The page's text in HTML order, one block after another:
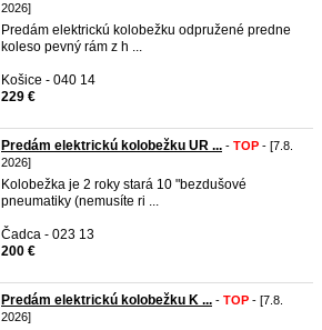
2026]
Predám elektrickú kolobežku odpružené predne
koleso pevný rám z h ...
Košice - 040 14
229 €
Predám elektrickú kolobežku UR ... - TOP - [7.8.
2026]
Kolobežka je 2 roky stará 10 "bezdušové
pneumatiky (nemusíte ri ...
Čadca - 023 13
200 €
Predám elektrickú kolobežku K ... - TOP - [7.8.
2026]